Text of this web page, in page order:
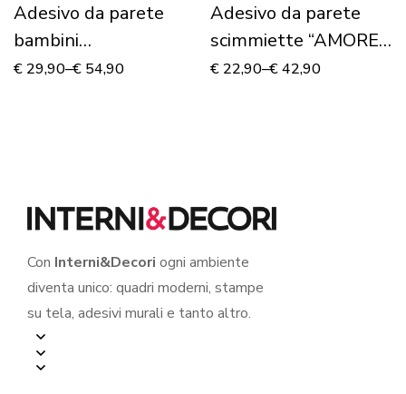
Adesivo da parete
bambini
“CONIGLIETTI
€ 29,90–€ 54,90
Adesivo da parete
scimmiette “AMORE
DI MAMMA” –
€ 22,90–€42,90
Con Interni&Decori ogni ambiente
diventa unico: quadri moderni, stampe
su tela, adesivi murali e tanto altro.